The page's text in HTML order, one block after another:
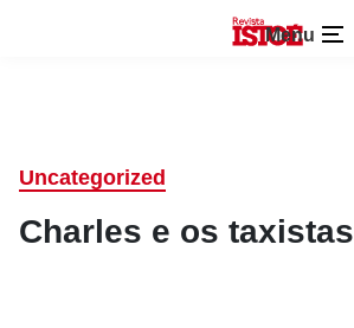
Menu
Uncategorized
Charles e os taxistas